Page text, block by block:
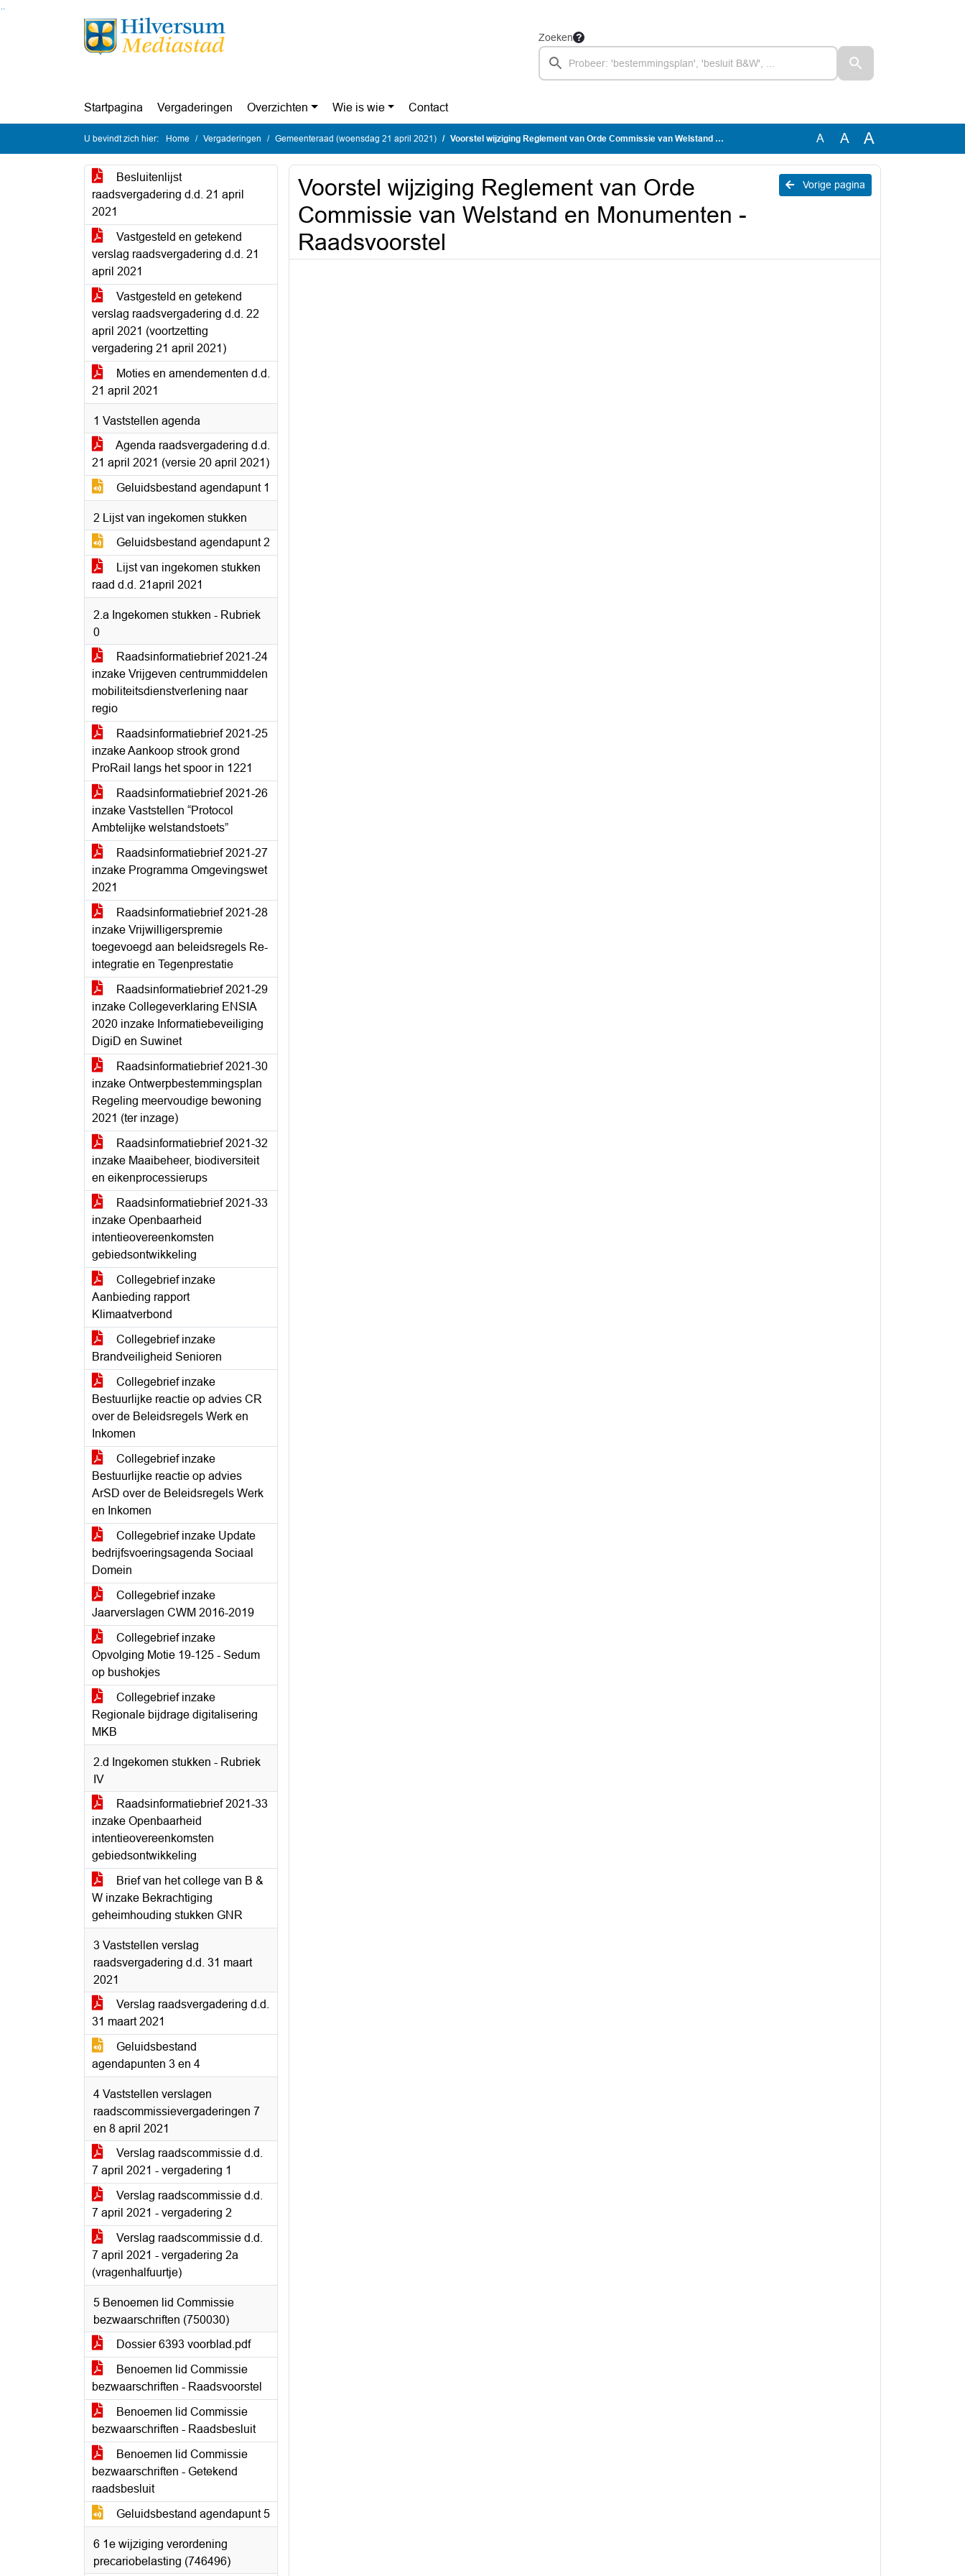
Ga naar de inhoud van deze pagina
Ga naar het zoeken
Ga naar het menu
Zoeken
Startpagina Vergaderingen Overzichten Wie is wie Contact
U bevindt zich hier: Home Vergaderingen Gemeenteraad (woensdag 21 april 2021) Voorstel wijziging Reglement van Orde Commissie van Welstand en Monumenten - Raadsvoorstel A A A
Besluitenlijst
raadsvergadering d.d. 21 april
2021
Vastgesteld en getekend
verslag raadsvergadering d.d. 21
april 2021
Vastgesteld en getekend
verslag raadsvergadering d.d. 22
april 2021 (voortzetting
vergadering 21 april 2021)
Moties en amendementen d.d.
21 april 2021
1 Vaststellen agenda
Agenda raadsvergadering d.d.
21 april 2021 (versie 20 april 2021)
Geluidsbestand agendapunt 1
2 Lijst van ingekomen stukken
Geluidsbestand agendapunt 2
Lijst van ingekomen stukken
raad d.d. 21april 2021
2.a Ingekomen stukken - Rubriek
0
Raadsinformatiebrief 2021-24
inzake Vrijgeven centrummiddelen
mobiliteitsdienstverlening naar
regio
Raadsinformatiebrief 2021-25
inzake Aankoop strook grond
ProRail langs het spoor in 1221
Raadsinformatiebrief 2021-26
inzake Vaststellen “Protocol
Ambtelijke welstandstoets”
Raadsinformatiebrief 2021-27
inzake Programma Omgevingswet
2021
Raadsinformatiebrief 2021-28
inzake Vrijwilligerspremie
toegevoegd aan beleidsregels Re-
integratie en Tegenprestatie
Raadsinformatiebrief 2021-29
inzake Collegeverklaring ENSIA
2020 inzake Informatiebeveiliging
DigiD en Suwinet
Raadsinformatiebrief 2021-30
inzake Ontwerpbestemmingsplan
Regeling meervoudige bewoning
2021 (ter inzage)
Raadsinformatiebrief 2021-32
inzake Maaibeheer, biodiversiteit
en eikenprocessierups
Raadsinformatiebrief 2021-33
inzake Openbaarheid
intentieovereenkomsten
gebiedsontwikkeling
Collegebrief inzake
Aanbieding rapport
Klimaatverbond
Collegebrief inzake
Brandveiligheid Senioren
Collegebrief inzake
Bestuurlijke reactie op advies CR
over de Beleidsregels Werk en
Inkomen
Collegebrief inzake
Bestuurlijke reactie op advies
ArSD over de Beleidsregels Werk
en Inkomen
Collegebrief inzake Update
bedrijfsvoeringsagenda Sociaal
Domein
Collegebrief inzake
Jaarverslagen CWM 2016-2019
Collegebrief inzake
Opvolging Motie 19-125 - Sedum
op bushokjes
Collegebrief inzake
Regionale bijdrage digitalisering
MKB
2.d Ingekomen stukken - Rubriek
IV
Raadsinformatiebrief 2021-33
inzake Openbaarheid
intentieovereenkomsten
gebiedsontwikkeling
Brief van het college van B &
W inzake Bekrachtiging
geheimhouding stukken GNR
3 Vaststellen verslag
raadsvergadering d.d. 31 maart
2021
Verslag raadsvergadering d.d.
31 maart 2021
Geluidsbestand
agendapunten 3 en 4
4 Vaststellen verslagen
raadscommissievergaderingen 7
en 8 april 2021
Verslag raadscommissie d.d.
7 april 2021 - vergadering 1
Verslag raadscommissie d.d.
7 april 2021 - vergadering 2
Verslag raadscommissie d.d.
7 april 2021 - vergadering 2a
(vragenhalfuurtje)
5 Benoemen lid Commissie
bezwaarschriften (750030)
Dossier 6393 voorblad.pdf
Benoemen lid Commissie
bezwaarschriften - Raadsvoorstel
Benoemen lid Commissie
bezwaarschriften - Raadsbesluit
Benoemen lid Commissie
bezwaarschriften - Getekend
raadsbesluit
Geluidsbestand agendapunt 5
6 1e wijziging verordening
precariobelasting (746496)
Vorige pagina
Voorstel wijziging Reglement van Orde
Commissie van Welstand en Monumenten -
Raadsvoorstel